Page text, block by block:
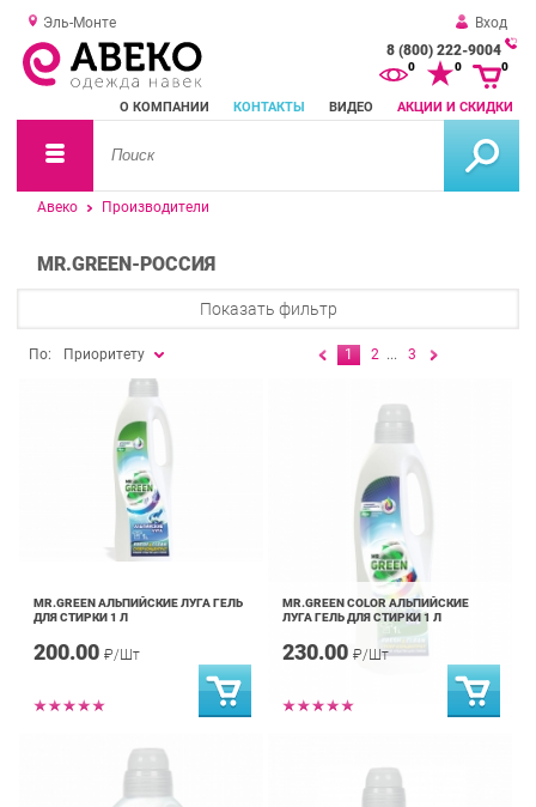
Эль-Монте
Вход
8 (800) 222-9004
О КОМПАНИИ КОНТАКТЫ ВИДЕО АКЦИИ И СКИДКИ
0 0 0
Авеко Производители
MR.GREEN-РОССИЯ
Показать фильтр
По: Приоритету 1 2 ... 3
MR.GREEN АЛЬПИЙСКИЕ ЛУГА ГЕЛЬ
ДЛЯ СТИРКИ 1 Л
200.00 ₽/Шт
MR.GREEN COLOR АЛЬПИЙСКИЕ
ЛУГА ГЕЛЬ ДЛЯ СТИРКИ 1 Л
230.00 ₽/Шт